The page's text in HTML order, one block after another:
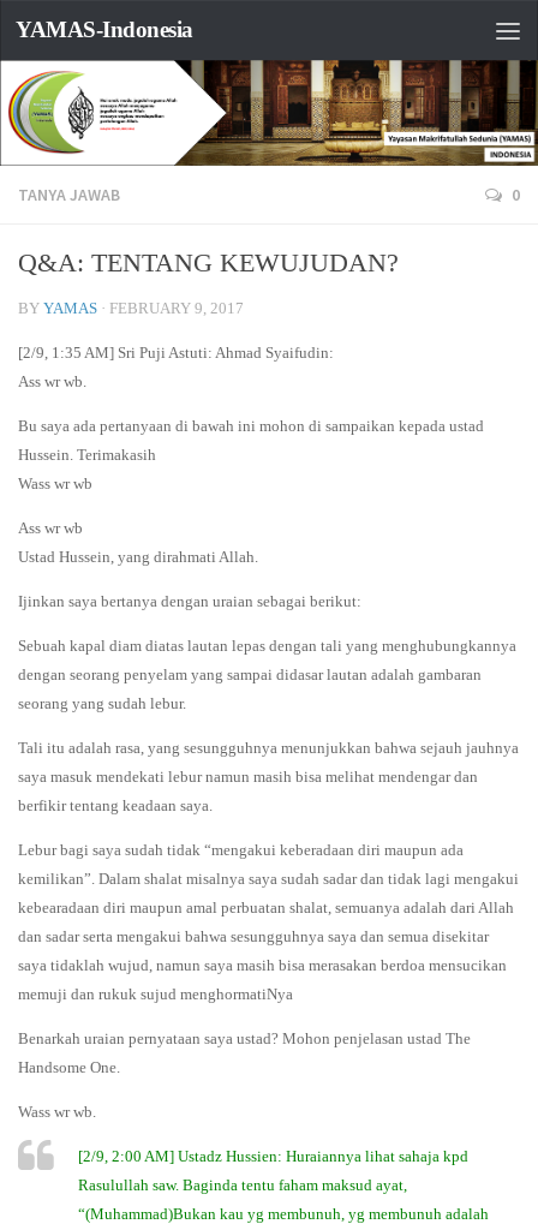
YAMAS-Indonesia
TANYA JAWAB 0
Q&A: TENTANG KEWUJUDAN?
BY YAMAS · FEBRUARY 9, 2017
[2/9, 1:35 AM] Sri Puji Astuti: Ahmad Syaifudin:
Ass wr wb.
Bu saya ada pertanyaan di bawah ini mohon di sampaikan kepada ustad
Hussein. Terimakasih
Wass wr wb
Ass wr wb
Ustad Hussein, yang dirahmati Allah.
Ijinkan saya bertanya dengan uraian sebagai berikut:
Sebuah kapal diam diatas lautan lepas dengan tali yang menghubungkannya
dengan seorang penyelam yang sampai didasar lautan adalah gambaran
seorang yang sudah lebur.
Tali itu adalah rasa, yang sesungguhnya menunjukkan bahwa sejauh jauhnya
saya masuk mendekati lebur namun masih bisa melihat mendengar dan
berfikir tentang keadaan saya.
Lebur bagi saya sudah tidak “mengakui keberadaan diri maupun ada
kemilikan”. Dalam shalat misalnya saya sudah sadar dan tidak lagi mengakui
kebearadaan diri maupun amal perbuatan shalat, semuanya adalah dari Allah
dan sadar serta mengakui bahwa sesungguhnya saya dan semua disekitar
saya tidaklah wujud, namun saya masih bisa merasakan berdoa mensucikan
memuji dan rukuk sujud menghormatiNya
Benarkah uraian pernyataan saya ustad? Mohon penjelasan ustad The
Handsome One.
Wass wr wb.
[2/9, 2:00 AM] Ustadz Hussien: Huraiannya lihat sahaja kpd
Rasulullah saw. Baginda tentu faham maksud ayat,
“(Muhammad)Bukan kau yg membunuh, yg membunuh adalah